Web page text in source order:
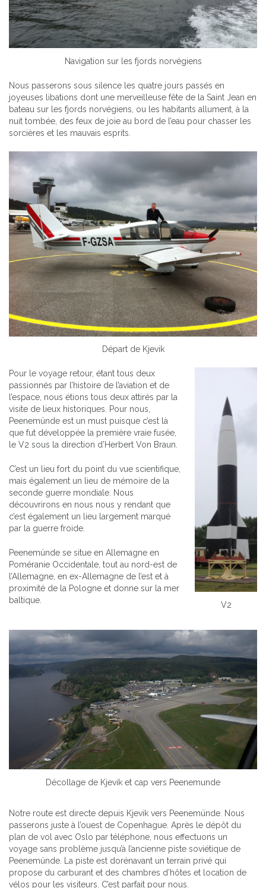
Navigation sur les fjords norvégiens
Nous passerons sous silence les quatre jours passés en
joyeuses libations dont une merveilleuse fête de la Saint Jean en
bateau sur les fjords norvégiens, ou les habitants allument, à la
nuit tombée, des feux de joie au bord de l’eau pour chasser les
sorcières et les mauvais esprits.
Départ de Kjevik
V2
Pour le voyage retour, étant tous deux
passionnés par l’histoire de l’aviation et de
l’espace, nous étions tous deux attirés par la
visite de lieux historiques. Pour nous,
Peenemünde est un must puisque c’est là
que fut développée la première vraie fusée,
le V2 sous la direction d’Herbert Von Braun.
C’est un lieu fort du point du vue scientifique,
mais également un lieu de mémoire de la
seconde guerre mondiale. Nous
découvrirons en nous nous y rendant que
c’est également un lieu largement marqué
par la guerre froide.
Peenemünde se situe en Allemagne en
Poméranie Occidentale, tout au nord-est de
l’Allemagne, en ex-Allemagne de l’est et à
proximité de la Pologne et donne sur la mer
baltique.
Décollage de Kjevik et cap vers Peenemunde
Notre route est directe depuis Kjevik vers Peenemünde. Nous
passerons juste à l’ouest de Copenhague. Après le dépôt du
plan de vol avec Oslo par téléphone, nous effectuons un
voyage sans problème jusqu’à l’ancienne piste soviétique de
Peenemünde. La piste est dorénavant un terrain privé qui
propose du carburant et des chambres d’hôtes et location de
vélos pour les visiteurs. C’est parfait pour nous.